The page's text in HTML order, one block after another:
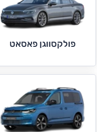
פולקסווגן פאסאט